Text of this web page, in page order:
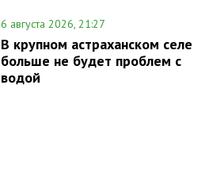
6 августа 2026, 21:27
В крупном астраханском селе
больше не будет проблем с
водой